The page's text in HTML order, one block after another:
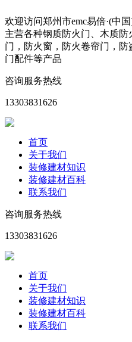
欢迎访问郑州市emc易倍·(中
主营各种钢质防火门、木质
门，防火窗，防火卷帘门，
门配件等产品
咨询服务热线
13303831626
首页
关于我们
装修建材知识
装修建材百科
联系我们
咨询服务热线
13303831626
首页
关于我们
装修建材知识
装修建材百科
联系我们